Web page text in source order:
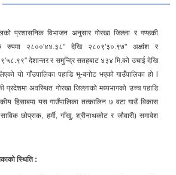
प्रशासनिक विभाजन अनुसार गोरखा जिल्ला र गण्डकी
रुपमा २८००'४४.३८" देखि २८०९'३०.९७" अक्षांश र
देशान्तर र समुन्द्रि सतहबाट ४३४ मि.को उचाई देखि
यो गाँउपालिका पहाडि भू-बनोट भएको गाउँपालिका हो l
प्रदेशमा अवस्थित गोरखा जिल्लाको मध्यभागको उच्च पहाडि
हिसाबमा यस गाउँपालिका तत्कालिन ७ वटा गाउँ विकास
छोप्राक, हर्मी, गाँखु, श्रीनाथकोट र जौवारी) समावेश
स्थिति :